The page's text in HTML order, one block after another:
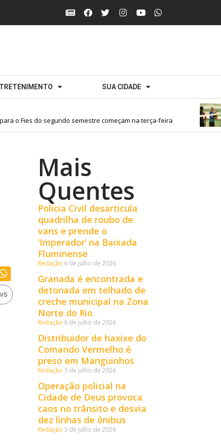
SUA CIDADE
do segundo semestre começam na terça-feira
Mais
Quentes
Polícia Civil desarticula
quadrilha de roubo de
vans e prende o
‘Imperador’ na Baixada
Fluminense
Redação 6 de julho de 2026
Granada é encontrada e
detonada em telhado de
creche municipal na Zona
Norte do Rio
Redação 6 de julho de 2026
Distribuidor de haxixe do
Comando Vermelho é
preso em Manguinhos
Redação 3 de julho de 2026
Operação policial na
Cidade de Deus provoca
caos no trânsito e desvia
dez linhas de ônibus
Redação 3 de julho de 2026